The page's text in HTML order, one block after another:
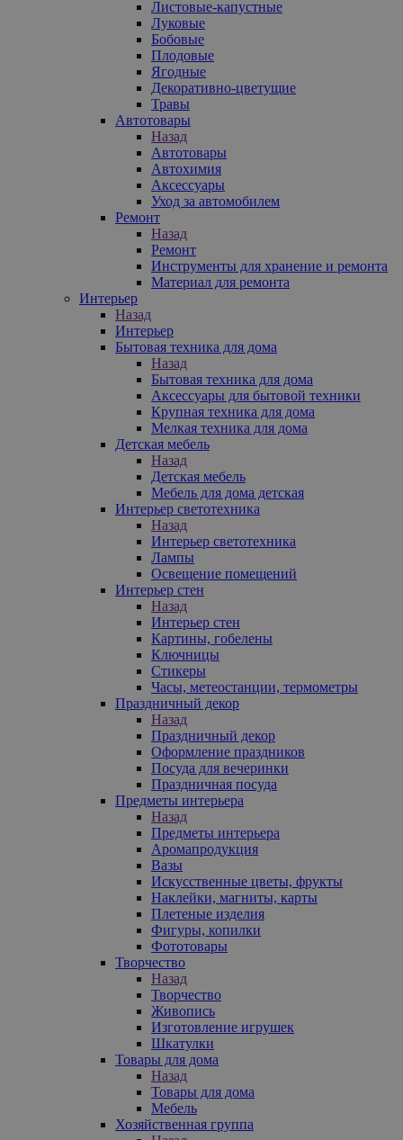
Листовые-капустные
Луковые
Бобовые
Плодовые
Ягодные
Декоративно-цветущие
Травы
Автотовары
Назад
Автотовары
Автохимия
Аксессуары
Уход за автомобилем
Ремонт
Назад
Ремонт
Инструменты для хранение и ремонта
Материал для ремонта
Интерьер
Назад
Интерьер
Бытовая техника для дома
Назад
Бытовая техника для дома
Аксессуары для бытовой техники
Крупная техника для дома
Мелкая техника для дома
Детская мебель
Назад
Детская мебель
Мебель для дома детская
Интерьер светотехника
Назад
Интерьер светотехника
Лампы
Освещение помещений
Интерьер стен
Назад
Интерьер стен
Картины, гобелены
Ключницы
Стикеры
Часы, метеостанции, термометры
Праздничный декор
Назад
Праздничный декор
Оформление праздников
Посуда для вечеринки
Праздничная посуда
Предметы интерьера
Назад
Предметы интерьера
Аромапродукция
Вазы
Искусственные цветы, фрукты
Наклейки, магниты, карты
Плетеные изделия
Фигуры, копилки
Фототовары
Творчество
Назад
Творчество
Живопись
Изготовление игрушек
Шкатулки
Товары для дома
Назад
Товары для дома
Мебель
Хозяйственная группа